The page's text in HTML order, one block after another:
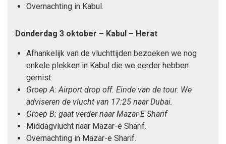
Overnachting in Kabul.
Donderdag 3 oktober – Kabul – Herat
Afhankelijk van de vluchttijden bezoeken we nog
enkele plekken in Kabul die we eerder hebben
gemist.
Groep A: Airport drop off. Einde van de tour. We
adviseren de vlucht van 17:25 naar Dubai.
Groep B: gaat verder naar Mazar-E Sharif
Middagvlucht naar Mazar-e Sharif.
Overnachting in Mazar-e Sharif.